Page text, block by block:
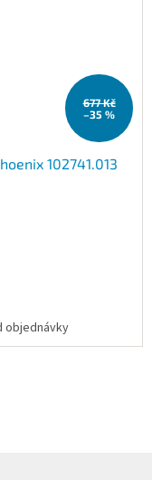
677 Kč
–35 %
102741.013
objednávky